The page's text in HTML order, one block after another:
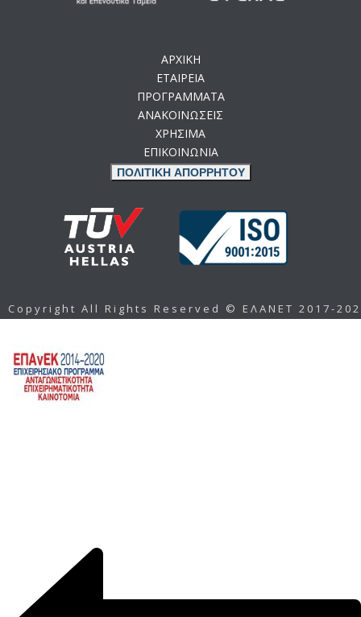
ΑΡΧΙΚΗ
ΕΤΑΙΡΕΙΑ
ΠΡΟΓΡΑΜΜΑΤΑ
ΑΝΑΚΟΙΝΩΣΕΙΣ
ΧΡΗΣΙΜΑ
ΕΠΙΚΟΙΝΩΝΙΑ
ΠΟΛΙΤΙΚΗ ΑΠΟΡΡΗΤΟΥ
Copyright All Rights Reserved © ΕΛΑΝΕΤ 2017-